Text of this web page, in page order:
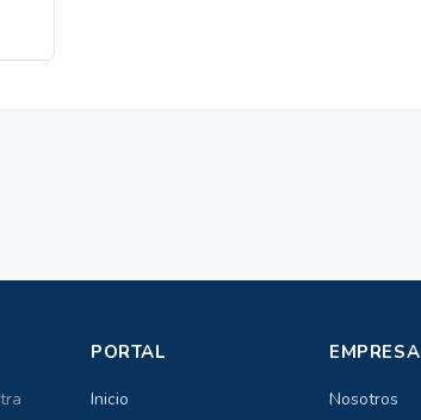
PORTAL
Inicio
EMPRESA
Nosotros